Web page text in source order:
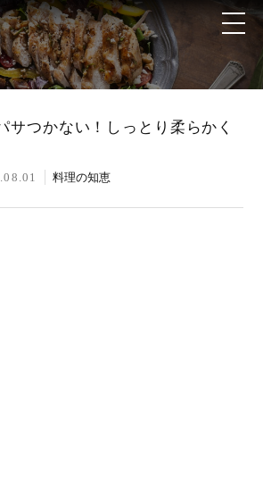
サつかない！しっとり柔らかく
料理の知恵